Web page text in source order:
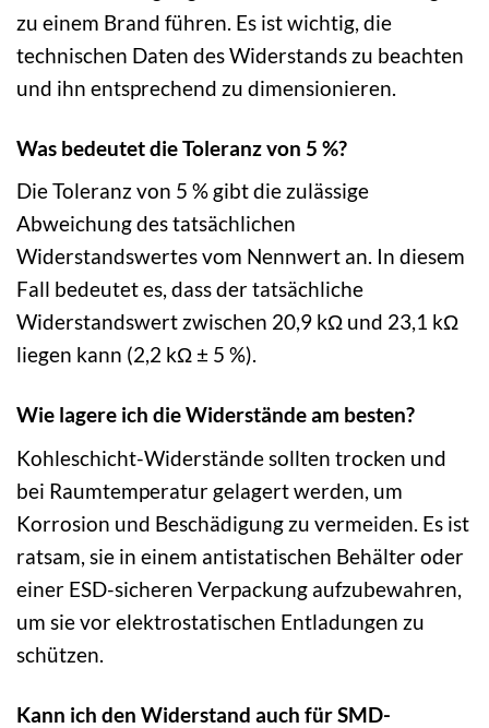
zu einem Brand führen. Es ist wichtig, die
technischen Daten des Widerstands zu beachten
und ihn entsprechend zu dimensionieren.
Was bedeutet die Toleranz von 5 %?
Die Toleranz von 5 % gibt die zulässige
Abweichung des tatsächlichen
Widerstandswertes vom Nennwert an. In diesem
Fall bedeutet es, dass der tatsächliche
Widerstandswert zwischen 20,9 kΩ und 23,1 kΩ
liegen kann (2,2 kΩ ± 5 %).
Wie lagere ich die Widerstände am besten?
Kohleschicht-Widerstände sollten trocken und
bei Raumtemperatur gelagert werden, um
Korrosion und Beschädigung zu vermeiden. Es ist
ratsam, sie in einem antistatischen Behälter oder
einer ESD-sicheren Verpackung aufzubewahren,
um sie vor elektrostatischen Entladungen zu
schützen.
Kann ich den Widerstand auch für SMD-